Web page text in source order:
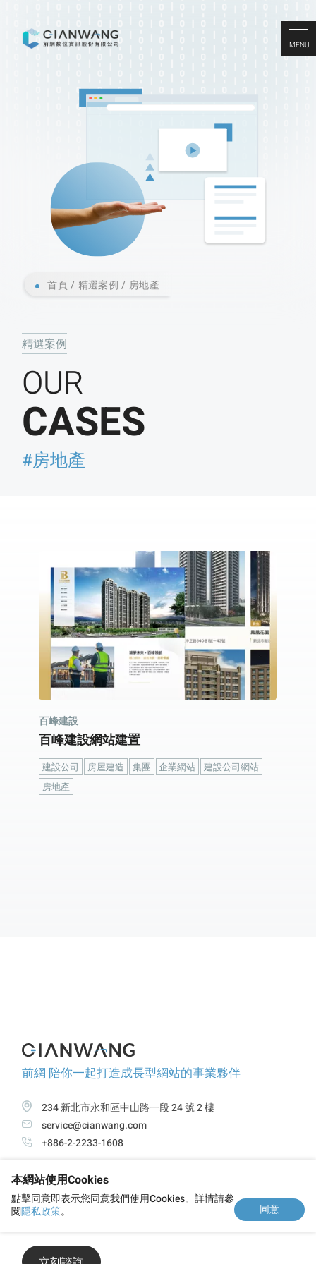
MENU
首頁 精選案例 房地產
精選案例
OUR
CASES
#房地產
百峰建設
百峰建設網站建置
建設公司 房屋建造 集團 企業網站
建設公司網站
房地產
前網 陪你一起打造成長型網站的事業夥伴
234 新北市永和區中山路一段 24 號 2 樓
service@cianwang.com
+886-2-2233-1608
關於前網 服務項目
隱私政策
本網站使用Cookies
點擊同意即表示您同意我們使用Cookies。詳情請參
閱隱私政策。 同意